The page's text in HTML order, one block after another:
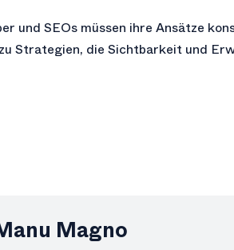
und SEOs müssen ihre Ansätze
Strategien, die Sichtbarkeit und
Magno